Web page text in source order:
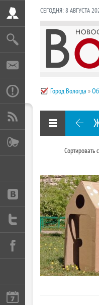
СЕГОДНЯ:8 АВГУСТА
Город Вологда »
Сортировать